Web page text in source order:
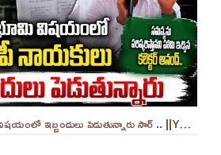
వైసీపీ నాయకులు మా భూమి విషయంలో ఇబ్బందులు పెడుతున్నారు సార్ .. ||YES 9TV